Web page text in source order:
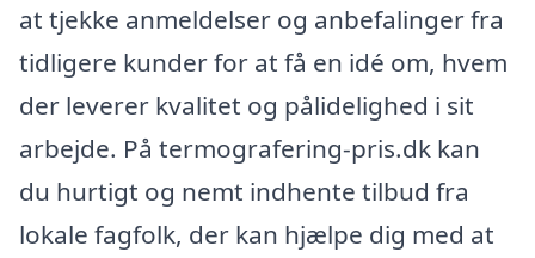
at tjekke anmeldelser og anbefalinger fra
tidligere kunder for at få en idé om, hvem
der leverer kvalitet og pålidelighed i sit
arbejde. På termografering-pris.dk kan
du hurtigt og nemt indhente tilbud fra
lokale fagfolk, der kan hjælpe dig med at